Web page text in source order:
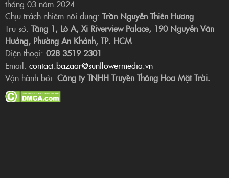
tháng 03 năm 2024
Chịu trách nhiệm nội dung: Trần Nguyễn Thiên Hương
Trụ sở: Tầng 1, Lô A, Xi Riverview Palace, 190 Nguyễn Văn
Hưởng, Phường An Khánh, TP. HCM
Điện thoại: 028 3519 2301
Email: contact.bazaar@sunflowermedia.vn
Vận hành bởi: Công ty TNHH Truyền Thông Hoa Mặt Trời.